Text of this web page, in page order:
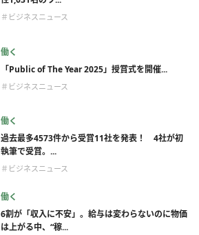
＃ビジネスニュース
働く
「Public of The Year 2025」授賞式を開催...
＃ビジネスニュース
働く
過去最多4573件から受賞11社を発表！ 4社が初
執筆で受賞。...
＃ビジネスニュース
働く
6割が「収入に不安」。給与は変わらないのに物価
は上がる中、“稼...